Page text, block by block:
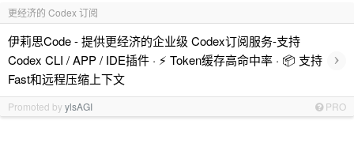
更经济的 Codex 订阅
伊莉思Code - 提供更经济的企业级 Codex订阅服务-支持
Codex CLI / APP / IDE插件 · ⚡️ Token缓存高命中率 · 📦 支持
Fast和远程压缩上下文
›
Promoted byylsAGI PRO